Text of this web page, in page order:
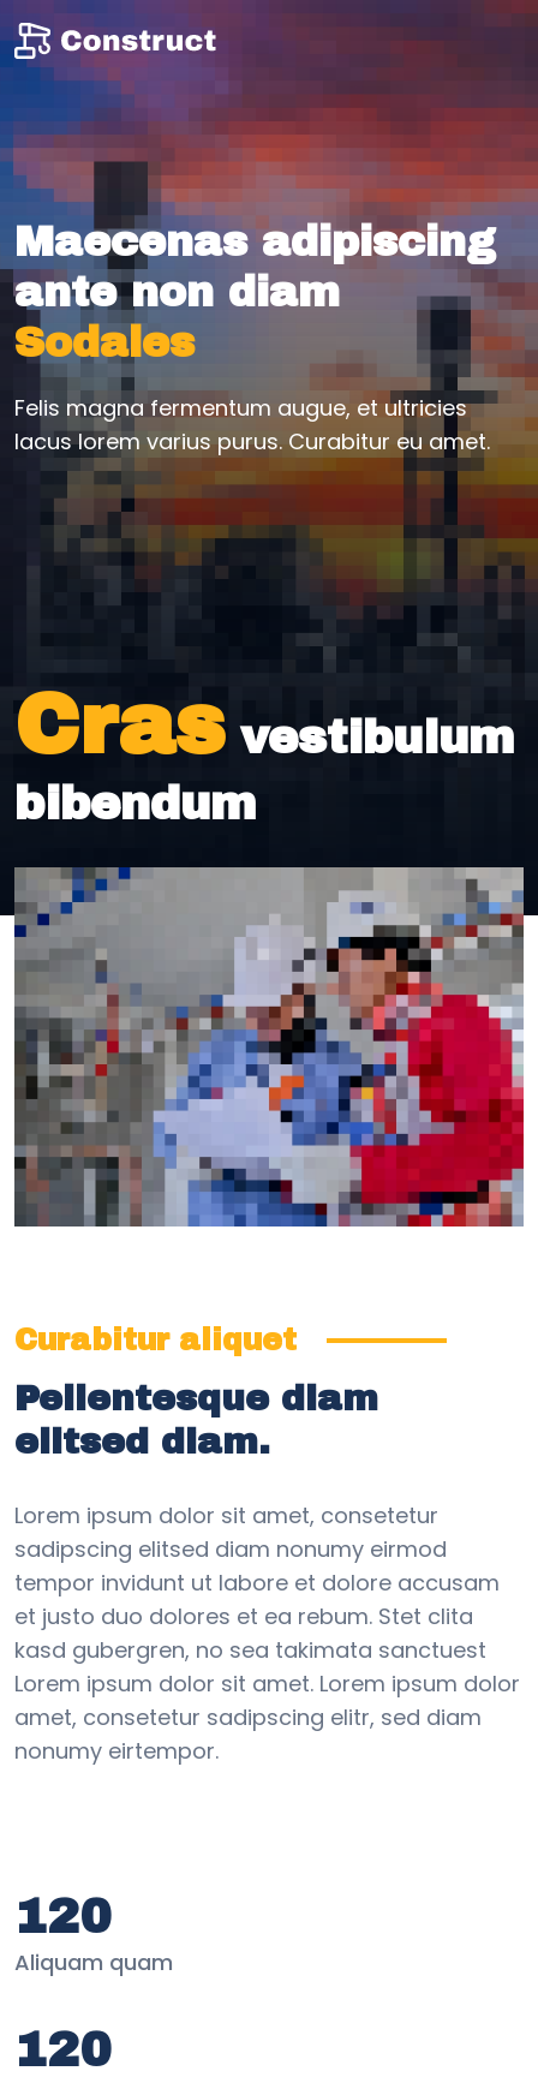
Maecenas adipiscing
ante non diam
Sodales
Felis magna fermentum augue, et ultricies
lacus lorem varius purus. Curabitur eu amet.
Crasvestibulum
bibendum
Curabitur aliquet
Pellentesque diam
elitsed diam.
Lorem ipsum dolor sit amet, consetetur
sadipscing elitsed diam nonumy eirmod
tempor invidunt ut labore et dolore accusam
et justo duo dolores et ea rebum. Stet clita
kasd gubergren, no sea takimata sanctuest
Lorem ipsum dolor sit amet. Lorem ipsum dolor
amet, consetetur sadipscing elitr, sed diam
nonumy eirtempor.
120
Aliquam quam
120